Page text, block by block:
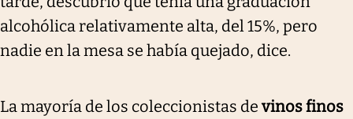
alcohólica relativamente alta, del 15%, pero
nadie en la mesa se había quejado, dice.
La mayoría de los coleccionistas devinos finos